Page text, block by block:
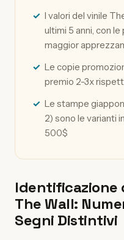
I valori del vinile
ultimi 5 anni, con
maggior
Le copie
premio 2-3x
Le stampe
2) sono le varianti
500$
Identificazione
The Wall:
Segni Distintivi